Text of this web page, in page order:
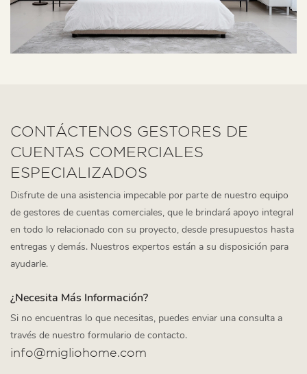
CONTÁCTENOS GESTORES DE
CUENTAS COMERCIALES
ESPECIALIZADOS
Disfrute de una asistencia impecable por parte de nuestro equipo
de gestores de cuentas comerciales, que le brindará apoyo integral
en todo lo relacionado con su proyecto, desde presupuestos hasta
entregas y demás. Nuestros expertos están a su disposición para
ayudarle.
¿Necesita Más Información?
Si no encuentras lo que necesitas, puedes enviar una consulta a
través de nuestro formulario de contacto.
info@migliohome.com